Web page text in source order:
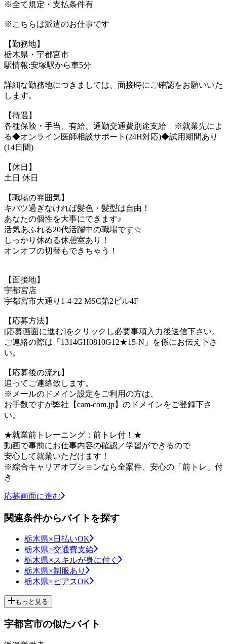
※全て規定・支払条件有
※こちらは派遣のお仕事です
【勤務地】
栃木県・宇都宮市
駅情報:安塚駅から車5分
詳細な勤務地につきましては、面接時にご確認をお願いいた
します。
【待遇】
各種保険・手当、有給、通勤交通費別途支給 ※就業先によ
る◆オンライン医師相談サポート(24H対応)◆試用期間あり
(14日間)
【休日】
土日 休日
【職場の雰囲気】
キバツ過ぎなければ髪色・髪型は自由！
あなたの個性を大事にできます♪
活気あふれる20代活躍中の職場です☆
しっかり休める休憩室あり！
オンオフの切替もできちゃう！
【面接地】
宇都宮店
宇都宮市大通り1-4-22 MSC第2ビル4F
【応募方法】
[応募画面に進む]をクリックし必要事項入力後送信下さい。
ご連絡の際は「1314GH0810G12★15-N」を係にお伝え下さ
い。
【応募後の流れ】
追ってご連絡致します。
※メールのドメイン設定をご利用の方は、
お手数ですが弊社【cam-com.jp】のドメインをご登録下さ
い。
★就業前トレーニング：前トレ付！★
動画で事前にお仕事内容の確認／学習ができるので
安心して就業いただけます！
※綜合キャリアオプションなら全案件、安心の「前トレ」付
き
応募画面に進む
関連条件からバイトを探す
栃木県×日払いOK
栃木県×交通費支給
栃木県×スキルが身に付く
栃木県×制服あり
栃木県×ピアスOK
もっと見る
宇都宮市の似たバイト